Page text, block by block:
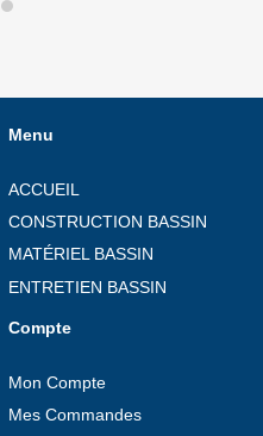
Menu
ACCUEIL
CONSTRUCTION BASSIN
MATÉRIEL BASSIN
ENTRETIEN BASSIN
Compte
Mon Compte
Mes Commandes